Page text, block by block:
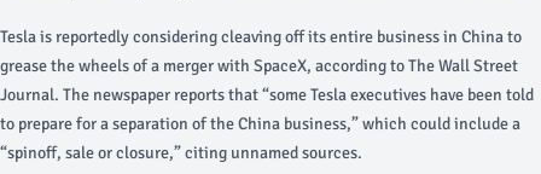
Tesla is reportedly considering cleaving off its entire business in China to
grease the wheels of a merger with SpaceX, according to The Wall Street
Journal. The newspaper reports that “some Tesla executives have been told
to prepare for a separation of the China business,” which could include a
“spinoff, sale or closure,” citing unnamed sources.